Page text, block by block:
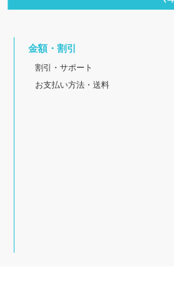
金額・割引
割引・サポート
お支払い方法・送料